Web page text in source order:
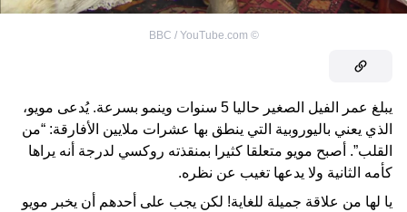
©
BBC / YouTube.com
يبلغ عمر الفيل الصغير حاليا 5 سنوات وينمو بسرعة. يُدعى مويو،
الذي يعني باليوروبية التي ينطق بها عشرات ملايين الأفارقة: “من
القلب”. أصبح مويو متعلقا كثيرا بمنقذته روكسي لدرجة أنه يراها
كأمه الثانية ولا يدعها تغيب عن نظره.
يا لها من علاقة جميلة للغاية! لكن يجب على أحدهم أن يخبر مويو